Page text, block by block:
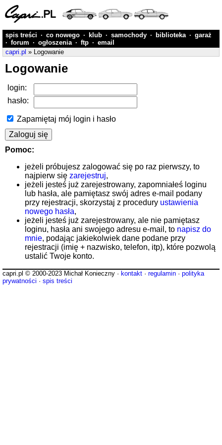
spis treści · co nowego · klub · samochody · biblioteka · garaż
· forum · ogłoszenia · ftp · email
capri.pl » Logowanie
Logowanie
login:
hasło:
Zapamiętaj mój login i hasło
Pomoc:
jeżeli próbujesz zalogować się po raz pierwszy, to
najpierw się zarejestruj,
jeżeli jesteś już zarejestrowany, zapomniałeś loginu
lub hasła, ale pamiętasz swój adres e-mail podany
przy rejestracji, skorzystaj z procedury ustawienia
nowego hasła,
jeżeli jesteś już zarejestrowany, ale nie pamiętasz
loginu, hasła ani swojego adresu e-mail, to napisz do
mnie, podając jakiekolwiek dane podane przy
rejestracji (imię + nazwisko, telefon, itp), które pozwolą
ustalić Twoje konto.
capri.pl © 2000-2023 Michał Konieczny · kontakt · regulamin · polityka
prywatności · spis treści